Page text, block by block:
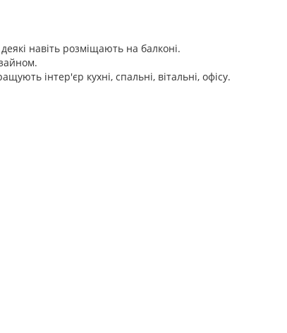
навіть розміщають на балконі.
інтер'єр кухні, спальні, вітальні, офісу.